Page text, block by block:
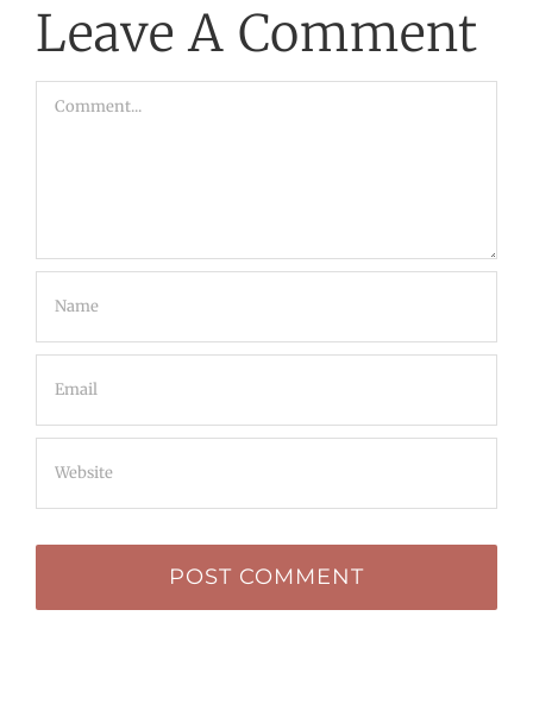
Leave A Comment
Comment